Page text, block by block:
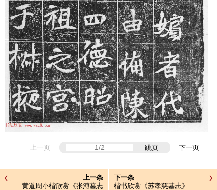
上一页 跳页 下一页
上一条
黄道周小楷欣赏《张溥墓志
下一条
楷书欣赏《苏孝慈墓志》